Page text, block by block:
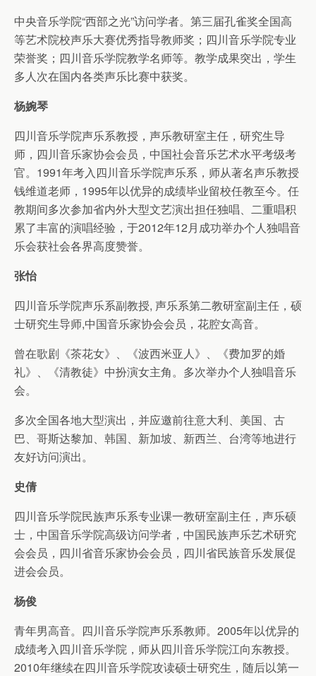
中央音乐学院“西部之光”访问学者。第三届孔雀奖全国高
等艺术院校声乐大赛优秀指导教师奖；四川音乐学院专业
荣誉奖；四川音乐学院教学名师等。教学成果突出，学生
多人次在国内各类声乐比赛中获奖。
杨婉琴
四川音乐学院声乐系教授，声乐教研室主任，研究生导
师，四川音乐家协会会员，中国社会音乐艺术水平考级考
官。1991年考入四川音乐学院声乐系，师从著名声乐教授
钱维道老师，1995年以优异的成绩毕业留校任教至今。任
教期间多次参加省内外大型文艺演出担任独唱、二重唱积
累了丰富的演唱经验，于2012年12月成功举办个人独唱音
乐会获社会各界高度赞誉。
张怡
四川音乐学院声乐系副教授, 声乐系第二教研室副主任，硕
士研究生导师,中国音乐家协会会员，花腔女高音。
曾在歌剧《茶花女》、《波西米亚人》、《费加罗的婚
礼》、《清教徒》中扮演女主角。多次举办个人独唱音乐
会。
多次全国各地大型演出，并应邀前往意大利、美国、古
巴、哥斯达黎加、韩国、新加坡、新西兰、台湾等地进行
友好访问演出。
史倩
四川音乐学院民族声乐系专业课一教研室副主任，声乐硕
士，中国音乐学院高级访问学者，中国民族声乐艺术研究
会会员，四川省音乐家协会会员，四川省民族音乐发展促
进会会员。
杨俊
青年男高音。四川音乐学院声乐系教师。2005年以优异的
成绩考入四川音乐学院，师从四川音乐学院江向东教授。
2010年继续在四川音乐学院攻读硕士研究生，随后以第一